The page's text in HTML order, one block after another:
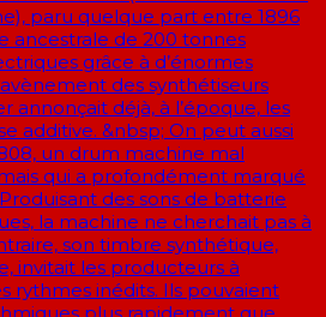
paru quelque part entre 1896
ancestrale de 200 tonnes
grâce à d’énormes
des synthétiseurs
annonçait déjà, à l’époque, les
additive. &nbsp; On peut aussi
un drum machine mal
qui a profondément marqué
des sons de batterie
la machine ne cherchait pas à
son timbre synthétique,
invitait les producteurs à
rythmes inédits. Ils pouvaient